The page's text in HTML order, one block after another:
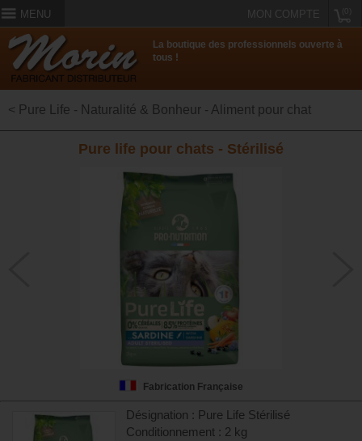
MENU MON COMPTE
La boutique des professionnels ouverte à
tous !
< Pure Life - Naturalité & Bonheur - Aliment pour chat
Pure life pour chats - Stérilisé
Fabrication Française
Désignation : Pure Life Stérilisé
Conditionnement : 2 kg